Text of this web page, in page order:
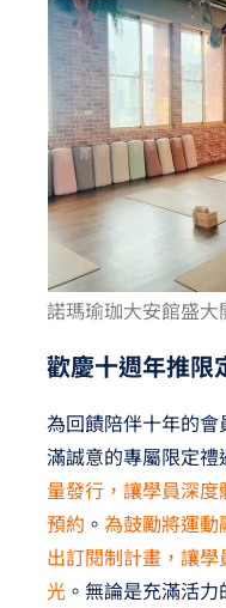
諾瑪瑜珈大安館盛大
歡慶十週年推限
為回饋陪伴十年的
滿誠意的專屬限定禮
量發行，讓學員深
預約 。 為鼓勵將運
出訂閱制計畫，讓
光。無論是充滿活